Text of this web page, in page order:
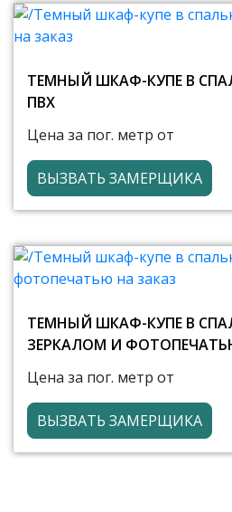
ТЕМНЫЙ ШКАФ-КУПЕ В
ПВХ
Цена за пог. метр от
ВЫЗВАТЬ ЗАМЕРЩИКА
ТЕМНЫЙ ШКАФ-КУПЕ В
ЗЕРКАЛОМ И
Цена за пог. метр от
ВЫЗВАТЬ ЗАМЕРЩИКА